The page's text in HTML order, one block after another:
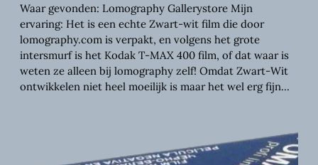
Waar gevonden: Lomography Gallerystore Mijn
ervaring: Het is een echte Zwart-wit film die door
lomography.com is verpakt, en volgens het grote
intersmurf is het Kodak T-MAX 400 film, of dat waar is
weten ze alleen bij lomography zelf! Omdat Zwart-Wit
ontwikkelen niet heel moeilijk is maar het wel erg fijn…